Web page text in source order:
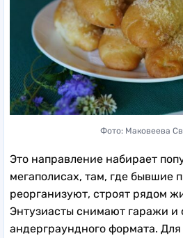
Фото: Маковеева
Это направление набирает
мегаполисах, там, где бывшие
реорганизуют, строят рядом
Энтузиасты снимают гаражи и
андерграундного формата. Для